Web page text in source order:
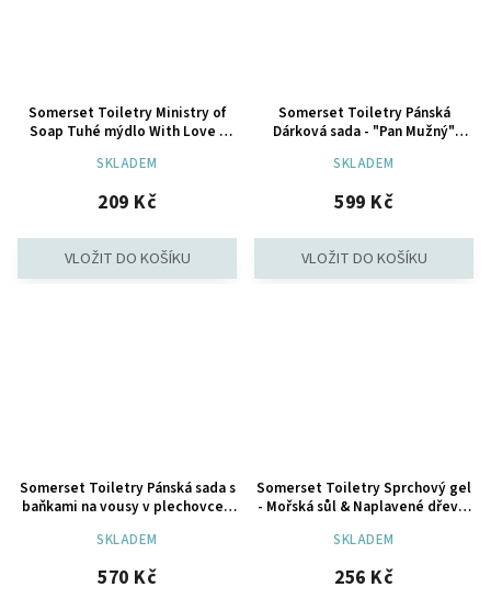
Somerset Toiletry Ministry of
Soap Tuhé mýdlo With Love -
SKLADEM
209 Kč
Somerset Toiletry Pánská
Dárková sada - "Pan Mužný"
na ruce)
SKLADEM
599 Kč
Somerset Toiletry Pánská sada s
baňkami na vousy v plechovce -
SKLADEM
570 Kč
Somerset Toiletry Sprchový gel
- Mořská sůl & Naplavené dřevo,
SKLADEM
256 Kč